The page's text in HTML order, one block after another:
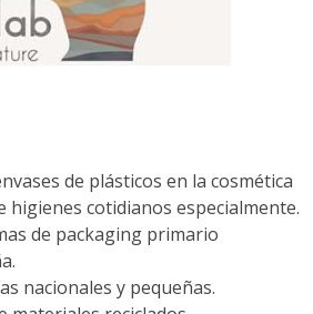
de plásticos en la cosmética
higienes cotidianos especialmente.
de packaging primario
nacionales y pequeñas.